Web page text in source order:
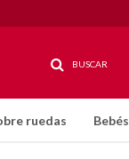
ruedas Bebés